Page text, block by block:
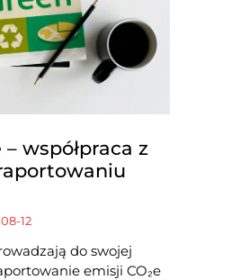
współpraca z
12
do swojej
emisji CO₂e